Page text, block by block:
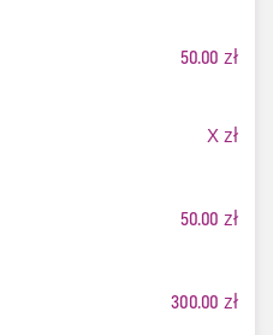
50.00 zł
Xzł
50.00 zł
300.00 zł